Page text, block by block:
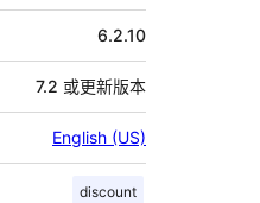
6.2.10
7.2 或更新版本
English (US)
discount